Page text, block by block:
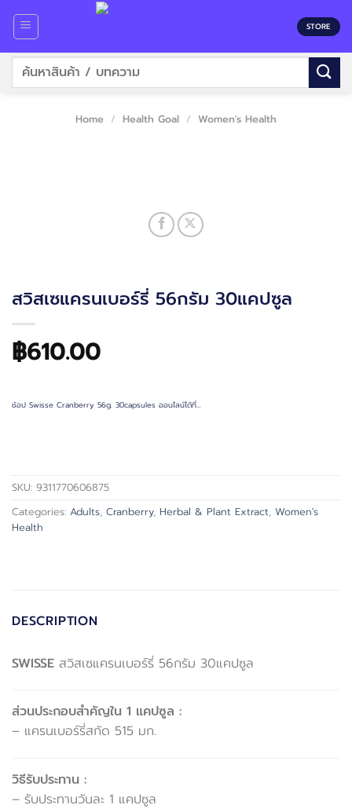
content
STORE
Search
Home / Health Goal / Women's Health
สวิสเซแครนเบอร์รี่ 56กรัม 30แคปซูล
฿610.00
ช้อป Swisse Cranberry 56g. 30capsules ออนไลน์ได้ที่…
SKU: 9311770606875
Categories: Adults, Cranberry, Herbal & Plant Extract, Women's
Health
DESCRIPTION
SWISSE สวิสเซแครนเบอร์รี่ 56กรัม 30แคปซูล
ส่วนประกอบสำคัญใน 1 แคปซูล :
– แครนเบอร์รี่สกัด 515 มก.
วิธีรับประทาน :
– รับประทานวันละ 1 แคปซูล